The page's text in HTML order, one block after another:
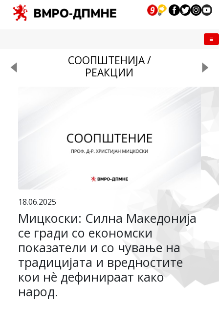
СООПШТЕНИЈА /
РЕАКЦИИ
18.06.2025
Мицкоски: Силна Македонија
се гради со економски
показатели и со чување на
традицијата и вредностите
кои нè дефинираат како
народ.